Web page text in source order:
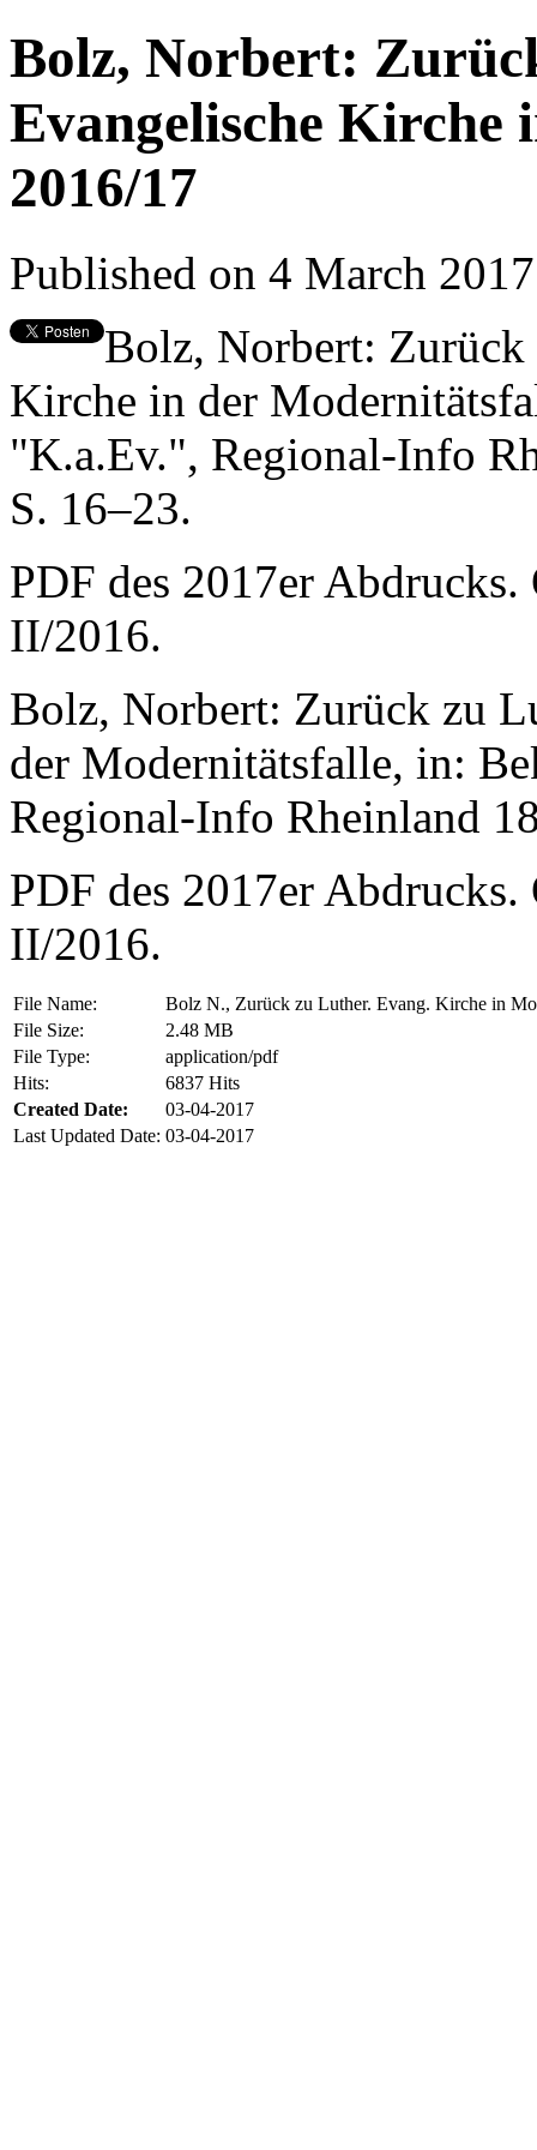
Bolz, Norbert:
Evangelische Kirche
2016/17
Published on 4 March
Bolz, Norbert: Zurück
Kirche in der
"K.a.Ev.", Regional-Info
S. 16–23.
PDF des 2017er
II/2016.
Bolz, Norbert: Zurück zu
der Modernitätsfalle, in:
Regional-Info Rheinland
PDF des 2017er
II/2016.
File Name:
Bolz N., Zurück zu Luther. Evang. Kirche in
File Size:
2.48 MB
File Type:
application/pdf
Hits:
6837 Hits
Created Date:
03-04-2017
Last Updated Date: 03-04-2017